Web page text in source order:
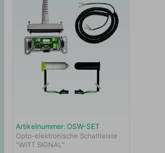
Artikelnummer: OSW-SET
Opto-elektronische Schaltleiste
"WITT SIGNAL"